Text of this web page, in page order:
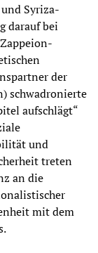
Syriza-
darauf bei
der
schwadronierte
aufschlägt“
und
treten
an die
mit dem